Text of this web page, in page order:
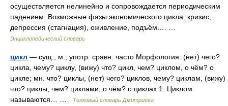
осуществляется нелинейно и сопровождается периодическим
падением. Возможные фазы экономического цикла: кризис,
депрессия (стагнация), оживление, подъём.… …
Энциклопедический словарь
цикл — сущ., м., употр. сравн. часто Морфология: (нет) чего?
цикла, чему? циклу, (вижу) что? цикл, чем? циклом, о чём? о
цикле; мн. что? циклы, (нет) чего? циклов, чему? циклам, (вижу)
что? циклы, чем? циклами, о чём? о циклах 1. Циклом
называются… …
Толковый словарь Дмитриева